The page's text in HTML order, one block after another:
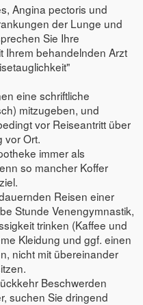
Angina pectoris und
der Lunge und
Sie Ihre
Ihrem behandelnden Arzt
eine schriftliche
mitzugeben, und
vor Reiseantritt über
vor Ort.
immer als
so mancher Koffer
Reisen einer
Stunde Venengymnastik,
trinken (Kaffee und
Kleidung und ggf. einen
nicht mit übereinander
Beschwerden
suchen Sie dringend